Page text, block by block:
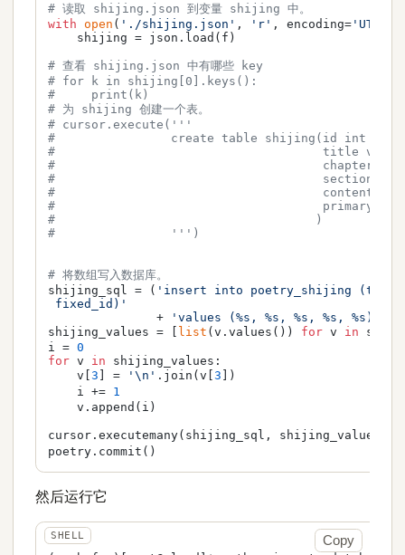
# 读取 shijing.json 到变
with
open ( './shijing.json' , 'r' , encoding= 'UTF-8'
    shijing = json.load(f)
# 查看 shijing.json
# for k in
#     print(k)
# 为 shijing 创
#
#                create table shijing(id int
#                                     title
#                                     chapter
#                                     section
#                                     content
#
#
#
# 将数组写入
shijing_sql = ( 'insert into poetry_shijing
fixed_id)'
               +
'values (%s, %s, %s, %s, %s)'
shijing_values = [
list (v.values()) for v in
i = 0
for v in
    v[
3 ] = '\n' .join(v[3
    i +=
1
    v.append(i)
cursor.executemany(shijing_sql,
然后运行它
Copy